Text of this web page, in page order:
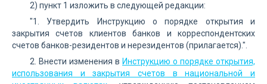
2) пункт 1 изложить в следующей редакции:
"1. Утвердить Инструкцию о порядке открытия и
закрытия счетов клиентов банков и корреспондентских
счетов банков-резидентов и нерезидентов (прилагается).".
2. Внести изменения в Инструкцию о порядке открытия,
использования и закрытия счетов в национальной и